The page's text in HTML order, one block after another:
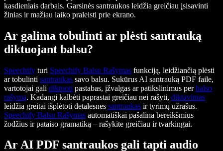
kasdieniais darbais. Garsinės santraukos leidžia greičiau įsisavinti
žinias ir mažiau laiko praleisti prie ekrano.
Ar galima tobulinti ar plėsti santrauką
diktuojant balsu?
Speechify turi Speechify Balsu Rašymas funkciją, leidžiančią plėsti
ar tobulinti santraukas savo balsu. Sukūrus AI santrauką PDF faile,
vartotojai gali diktuoti pastabas, įžvalgas ar patikslinimus perbalso
rašymą. Kadangi kalbėti paprastai greičiau nei rašyti, diktavimas
leidžia greitai išplėtoti detalesnes santraukas ir tyrimų užrašus.
Speechify Balsu Rašymas automatiškai pašalina bereikšmius
žodžius ir pataiso gramatiką – rašykite greičiau ir tvarkingai.
Ar AI PDF santraukos gali tapti audio